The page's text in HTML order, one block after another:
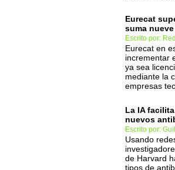
Eurecat
suma
Escrito por:
Eurecat en
incrementar
ya sea
mediante la
empresas
La IA
nuevos
Escrito por:
Usando
de Harvard
tipos de